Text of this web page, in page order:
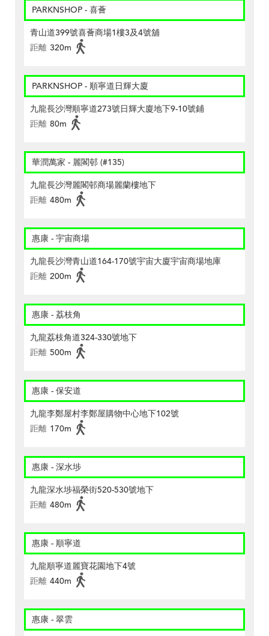
PARKNSHOP - 喜薈
青山道399號喜薈商場1樓3及4號舖
距離 320m
PARKNSHOP - 順寧道日輝大廈
九龍長沙灣順寧道273號日輝大廈地下9-10號鋪
距離 80m
華潤萬家 - 麗閣邨 (#135)
九龍長沙灣麗閣邨商場麗蘭樓地下
距離 480m
惠康 - 宇宙商場
九龍長沙灣青山道164-170號宇宙大廈宇宙商場地庫
距離 200m
惠康 - 荔枝角
九龍荔枝角道324-330號地下
距離 500m
惠康 - 保安道
九龍李鄭屋村李鄭屋購物中心地下102號
距離 170m
惠康 - 深水埗
九龍深水埗福榮街520-530號地下
距離 480m
惠康 - 順寧道
九龍順寧道麗寶花園地下4號
距離 440m
惠康 - 翠雲